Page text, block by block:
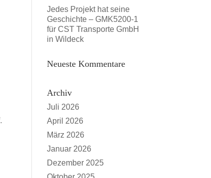
Jedes Projekt hat seine
Geschichte – GMK5200-1
für CST Transporte GmbH
in Wildeck
Neueste Kommentare
Archiv
Juli 2026
April 2026
März 2026
Januar 2026
Dezember 2025